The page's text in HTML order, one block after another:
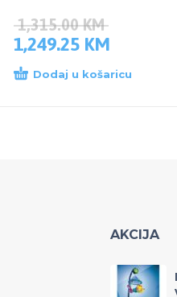
1,315.00KM
1,249.25 KM
Dodaj u košaricu
AKCIJA